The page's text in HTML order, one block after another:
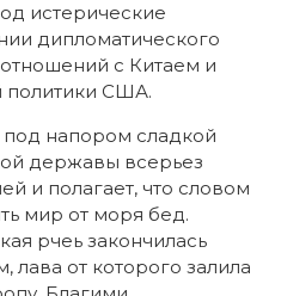
истерические
дипломатического
с Китаем и
США.
под напором сладкой
державы всерьез
и полагает, что словом
мир от моря бед.
рчеь закончилась
лава от которого залила